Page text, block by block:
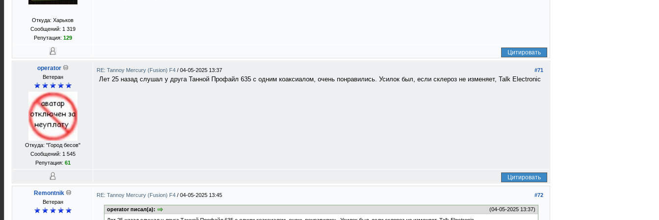
Откуда: Харьков
Сообщений: 1 319
Репутация: 129
Цитировать
operator
Ветеран
Откуда: "Город бесов"
Сообщений: 1 545
Репутация: 61
#71
RE: Tannoy Mercury (Fusion) F4 / 04-05-2025 13:37
Лет 25 назад слушал у друга Танной Профайл 635 с одним коаксиалом, очень понравились. Усилок был, если склероз не изменяет, Talk Electronic
Цитировать
Remontnik
Ветеран
#72
RE: Tannoy Mercury (Fusion) F4 / 04-05-2025 13:45
(04-05-2025 13:37)
operator писал(а):